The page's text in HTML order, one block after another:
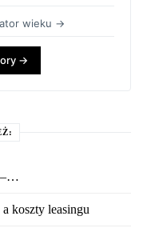
wieku →
→
–…
koszty leasingu